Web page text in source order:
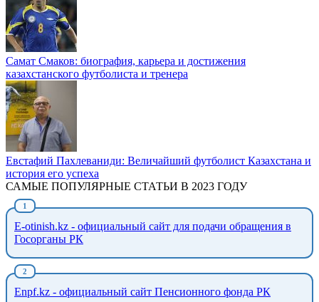
Самат Смаков: биография, карьера и достижения
казахстанского футболиста и тренера
Евстафий Пахлеваниди: Величайший футболист Казахстана и
история его успеха
САМЫЕ ПОПУЛЯРНЫЕ СТАТЬИ В 2023 ГОДУ
E-otinish.kz - официальный сайт для подачи обращения в
Госорганы РК
Enpf.kz - официальный сайт Пенсионного фонда РК